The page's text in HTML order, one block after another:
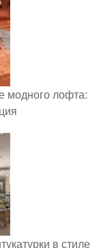
модного лофта:
в стиле